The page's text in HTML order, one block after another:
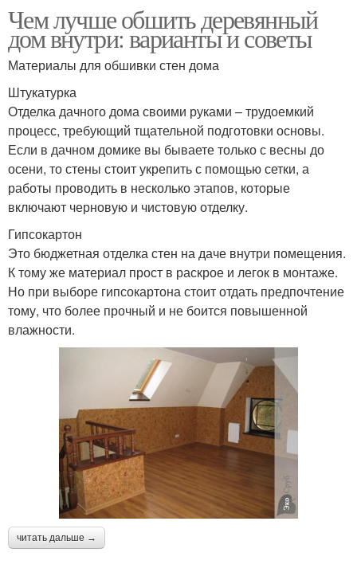
Чем лучше обшить деревянный
дом внутри: варианты и советы
Материалы для обшивки стен дома
Штукатурка
Отделка дачного дома своими руками – трудоемкий
процесс, требующий тщательной подготовки основы.
Если в дачном домике вы бываете только с весны до
осени, то стены стоит укрепить с помощью сетки, а
работы проводить в несколько этапов, которые
включают черновую и чистовую отделку.
Гипсокартон
Это бюджетная отделка стен на даче внутри помещения.
К тому же материал прост в раскрое и легок в монтаже.
Но при выборе гипсокартона стоит отдать предпочтение
тому, что более прочный и не боится повышенной
влажности.
читать дальше →